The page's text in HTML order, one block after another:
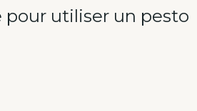
pour utiliser un pesto